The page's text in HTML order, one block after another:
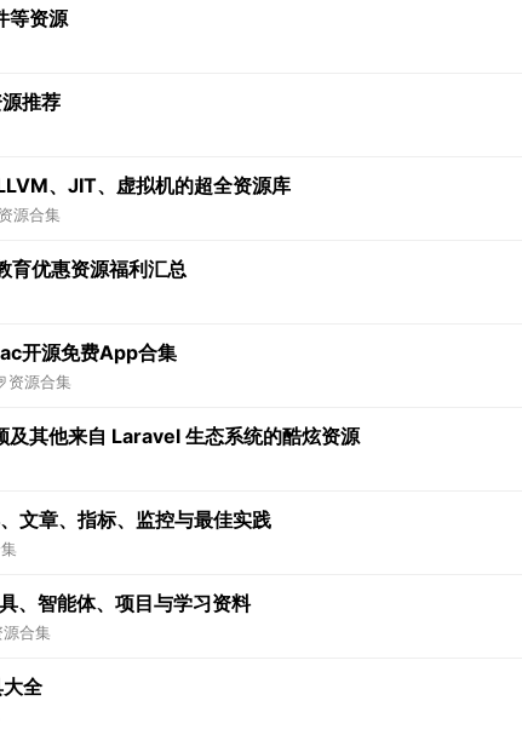
等资源
推荐
、JIT、虚拟机的超全资源库
资源合集
育优惠资源福利汇总
开源免费App合集
资源合集
其他来自 Laravel 生态系统的酷炫资源
文章、指标、监控与最佳实践
、智能体、项目与学习资料
源合集
全